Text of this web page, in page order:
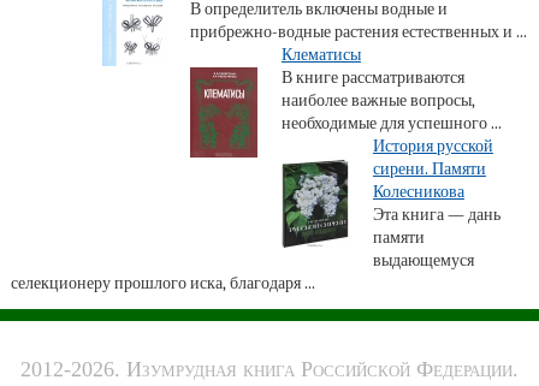
В определитель включены водные и
прибрежно-водные растения естественных и ...
Клематисы
В книге рассматриваются
наиболее важные вопросы,
необходимые для успешного ...
История русской
сирени. Памяти
Колесникова
Эта книга — дань
памяти
выдающемуся
селекционеру прошлого иска, благодаря ...
2012-2026. Изумрудная книга Российской Федерации.